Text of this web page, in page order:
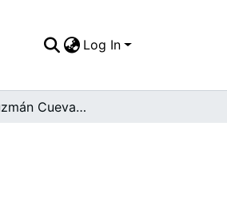
Log In
Mauricio Guzmán Cuevas, Gobernador del Valle, en Yotoco